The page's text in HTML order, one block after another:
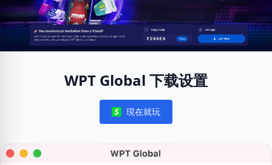
WPT Global 下载设置
Notifications
現在就玩